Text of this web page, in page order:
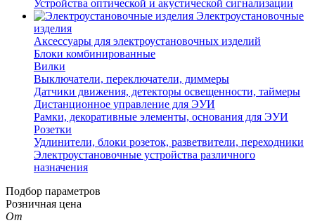
Устройства оптической и акустической сигнализации
Электроустановочные
изделия
Аксессуары для электроустановочных изделий
Блоки комбинированные
Вилки
Выключатели, переключатели, диммеры
Датчики движения, детекторы освещенности, таймеры
Дистанционное управление для ЭУИ
Рамки, декоративные элементы, основания для ЭУИ
Розетки
Удлинители, блоки розеток, разветвители, переходники
Электроустановочные устройства различного
назначения
Подбор параметров
Розничная цена
От